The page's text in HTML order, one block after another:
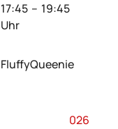
17:45 – 19:45
Uhr
FluffyQueenie
026